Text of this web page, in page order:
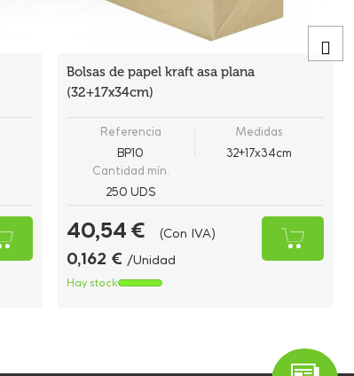
Bolsas de papel kraft asa plana
(32+17x34cm)
Referencia
BP10
Medidas
32+17x34cm
Cantidad mín.
250 UDS
40,54 € (Con IVA)
0,162 € /Unidad
Hay stock